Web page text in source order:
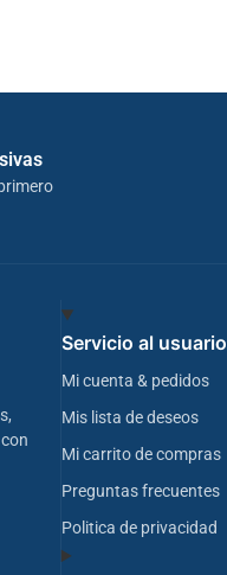
Servicio al usuario
Mi cuenta & pedidos
Mis lista de deseos
Mi carrito de compras
Preguntas frecuentes
Politica de privacidad